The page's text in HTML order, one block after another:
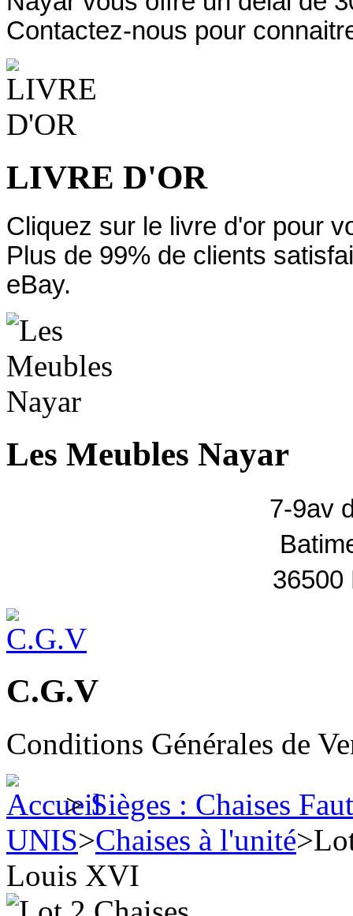
Contactez-nous pour
LIVRE D'OR
Cliquez sur le livre d'or pour
Plus de 99% de clients
eBay.
Les Meubles Nayar
7-9av
36500
C.G.V
Conditions Générales de
> Sièges : Chaises
UNIS>Chaises à l'unité>
Louis XVI